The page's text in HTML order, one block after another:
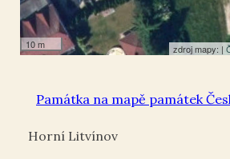
10 m zdroj mapy: |
Památka na mapě památek
Horní Litvínov